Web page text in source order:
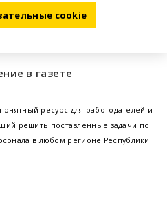
в газете
ресурс для работодателей и
решить поставленные задачи по
в любом регионе Республики
cookie